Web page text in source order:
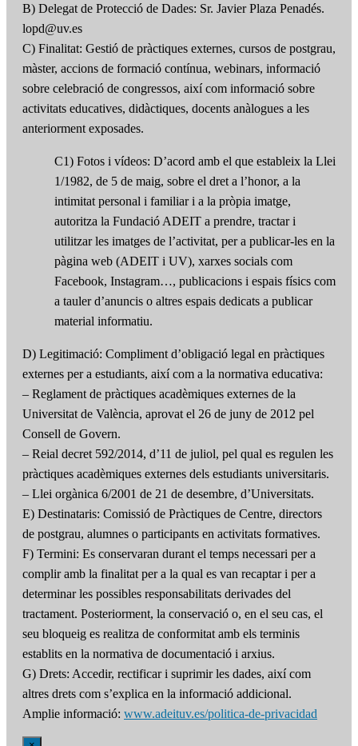
B) Delegat de Protecció de Dades: Sr. Javier Plaza Penadés.
lopd@uv.es
C) Finalitat: Gestió de pràctiques externes, cursos de postgrau,
màster, accions de formació contínua, webinars, informació
sobre celebració de congressos, així com informació sobre
activitats educatives, didàctiques, docents anàlogues a les
anteriorment exposades.
C1) Fotos i vídeos: D’acord amb el que estableix la Llei
1/1982, de 5 de maig, sobre el dret a l’honor, a la
intimitat personal i familiar i a la pròpia imatge,
autoritza la Fundació ADEIT a prendre, tractar i
utilitzar les imatges de l’activitat, per a publicar-les en la
pàgina web (ADEIT i UV), xarxes socials com
Facebook, Instagram…, publicacions i espais físics com
a tauler d’anuncis o altres espais dedicats a publicar
material informatiu.
D) Legitimació: Compliment d’obligació legal en pràctiques
externes per a estudiants, així com a la normativa educativa:
– Reglament de pràctiques acadèmiques externes de la
Universitat de València, aprovat el 26 de juny de 2012 pel
Consell de Govern.
– Reial decret 592/2014, d’11 de juliol, pel qual es regulen les
pràctiques acadèmiques externes dels estudiants universitaris.
– Llei orgànica 6/2001 de 21 de desembre, d’Universitats.
E) Destinataris: Comissió de Pràctiques de Centre, directors
de postgrau, alumnes o participants en activitats formatives.
F) Termini: Es conservaran durant el temps necessari per a
complir amb la finalitat per a la qual es van recaptar i per a
determinar les possibles responsabilitats derivades del
tractament. Posteriorment, la conservació o, en el seu cas, el
seu bloqueig es realitza de conformitat amb els terminis
establits en la normativa de documentació i arxius.
G) Drets: Accedir, rectificar i suprimir les dades, així com
altres drets com s’explica en la informació addicional.
Amplie informació: www.adeituv.es/politica-de-privacidad